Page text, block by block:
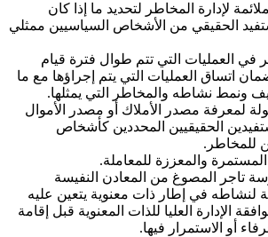
لإدارة المخاطر لتحديد ما إذا كان
الحقيقي من الأشخاص السياسيين ممثلي
في العمليات التي تتم طوال فترة قيام
اتساق العمليات التي يتم إجراؤها مع ما
ونمط نشاطه والمخاطر التي يمثلها.
لمعرفة مصدر الأملاك أو مصدر الأموال
الحقيقيين المحددين كأشخاص
للمخاطر.
المستمرة والمعززة للمعاملة.
تاجر المصوغ من المعادن النفيسة
لنشاطه في إطار ذات معنوية يتعين عليه
الإدارة العليا للذات المعنوية قبل إقامة
أو الاستمرار فيها.